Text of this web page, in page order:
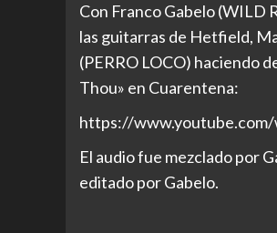
Con Franco Gabelo (WILD
las guitarras de Hetfield,
(PERRO LOCO) haciendo
Thou» en Cuarentena:
https://
El audio fue mezclado por
editado por Gabelo.